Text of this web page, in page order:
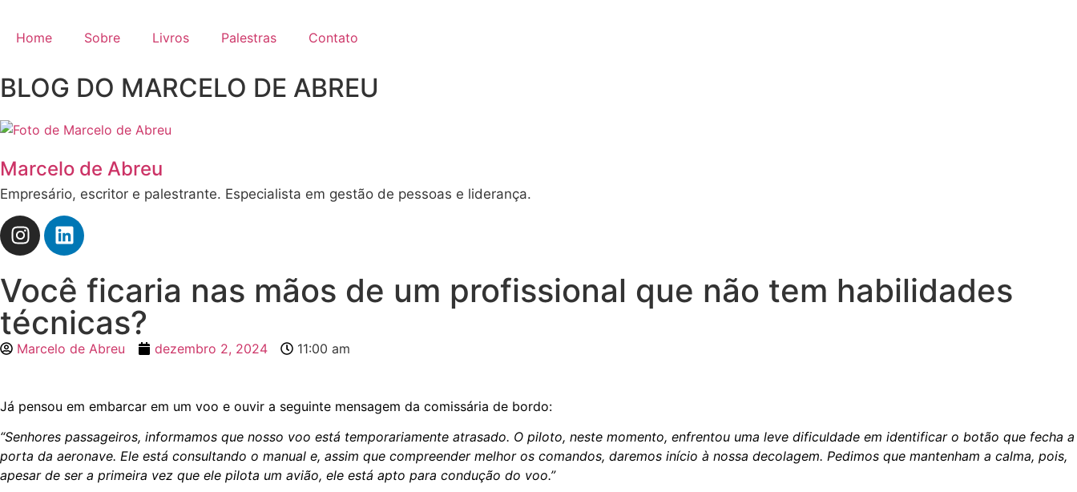
Home Sobre Livros Palestras Contato
BLOG DO MARCELO DE ABREU
Marcelo de Abreu
Empresário, escritor e palestrante. Especialista em gestão de pessoas e liderança.
Você ficaria nas mãos de um profissional que não tem habilidades
técnicas?
Marcelo de Abreu dezembro 2, 2024 11:00 am
Já pensou em embarcar em um voo e ouvir a seguinte mensagem da comissária de bordo:
“Senhores passageiros, informamos que nosso voo está temporariamente atrasado. O piloto, neste momento, enfrentou uma leve dificuldade em identificar o botão que fecha a
porta da aeronave. Ele está consultando o manual e, assim que compreender melhor os comandos, daremos início à nossa decolagem. Pedimos que mantenham a calma, pois,
apesar de ser a primeira vez que ele pilota um avião, ele está apto para condução do voo.”